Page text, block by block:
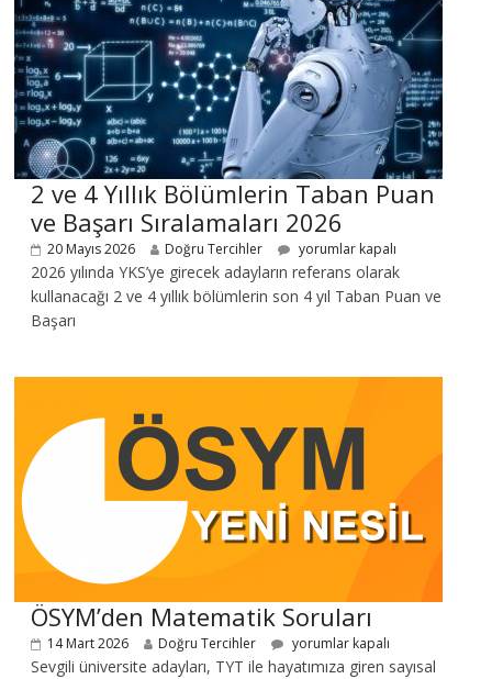
2 ve 4 Yıllık Bölümlerin Taban Puan
ve Başarı Sıralamaları 2026
20 Mayıs 2026 Doğru Tercihler yorumlar kapalı
2026 yılında YKS’ye girecek adayların referans olarak
kullanacağı 2 ve 4 yıllık bölümlerin son 4 yıl Taban Puan ve
Başarı
ÖSYM’den Matematik Soruları
14 Mart 2026 Doğru Tercihler yorumlar kapalı
Sevgili üniversite adayları, TYT ile hayatımıza giren sayısal